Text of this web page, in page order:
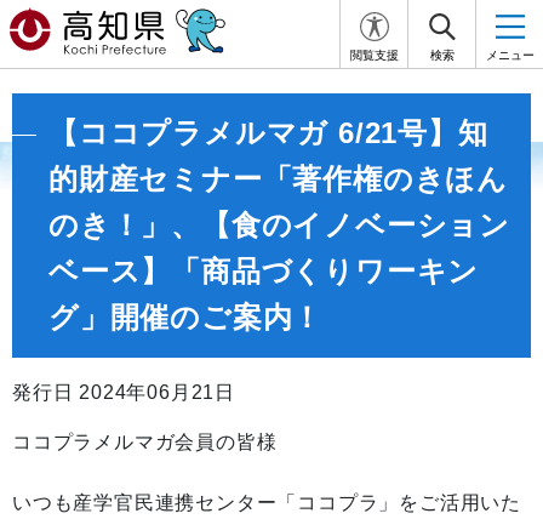
閲覧支援 検索 メニュー
【ココプラメルマガ 6/21号】知
的財産セミナー「著作権のきほん
のき！」、【食のイノベーション
ベース】「商品づくりワーキン
グ」開催のご案内！
発行日 2024年06月21日
ココプラメルマガ会員の皆様
いつも産学官民連携センター「ココプラ」をご活用いた